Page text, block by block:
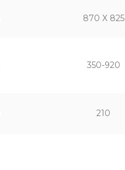
870 X 825
350-920
210